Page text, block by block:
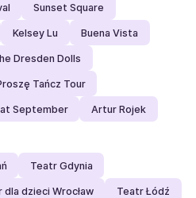
Sunset Square
Kelsey Lu Buena Vista
Dresden Dolls
Tańcz Tour
September Artur Rojek
Teatr Gdynia
dla dzieci Wrocław Teatr Łódź